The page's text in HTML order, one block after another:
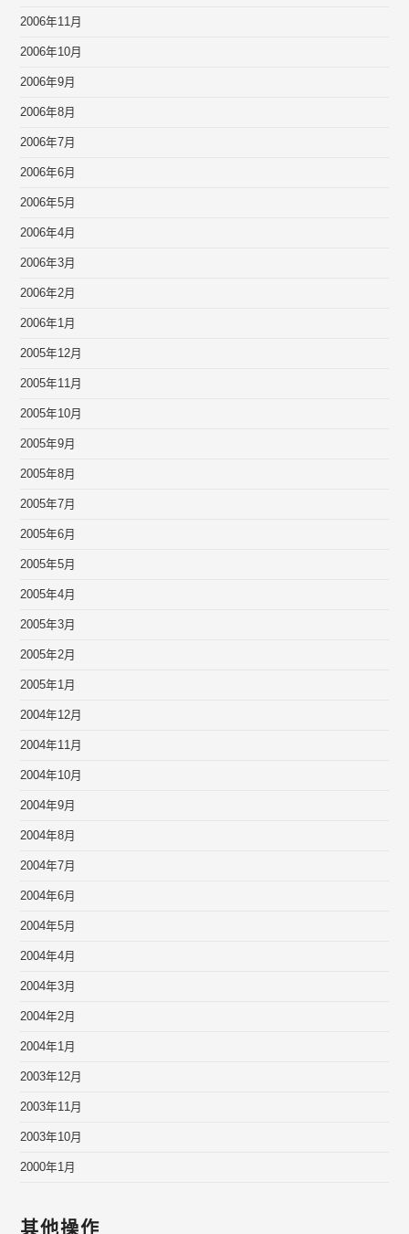
2006年11月
2006年10月
2006年9月
2006年8月
2006年7月
2006年6月
2006年5月
2006年4月
2006年3月
2006年2月
2006年1月
2005年12月
2005年11月
2005年10月
2005年9月
2005年8月
2005年7月
2005年6月
2005年5月
2005年4月
2005年3月
2005年2月
2005年1月
2004年12月
2004年11月
2004年10月
2004年9月
2004年8月
2004年7月
2004年6月
2004年5月
2004年4月
2004年3月
2004年2月
2004年1月
2003年12月
2003年11月
2003年10月
2000年1月
其他操作